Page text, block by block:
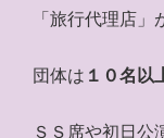
「旅行代理店」
団体は １０名以
ＳＳ席や初日公